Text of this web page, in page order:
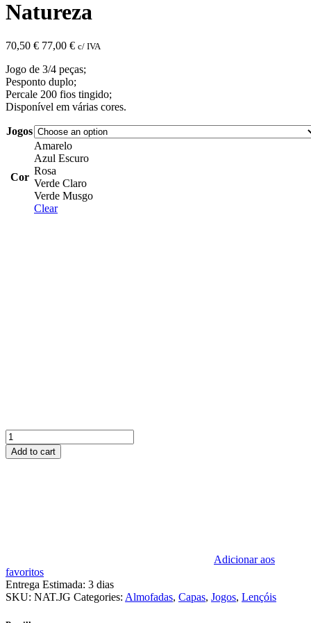
Natureza
70,50 € 77,00 € c/ IVA
Jogo de 3/4 peças;
Pesponto duplo;
Percale 200 fios tingido;
Disponível em várias cores.
Jogos
Cor
Amarelo
Azul Escuro
Rosa
Verde Claro
Verde Musgo
Clear
Add to cart
Adicionar aos
favoritos
Entrega Estimada: 3 dias
SKU: NAT.JG Categories: Almofadas, Capas, Jogos, Lençóis